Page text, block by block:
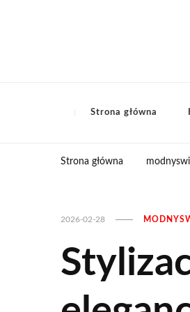
Strona główna
Strona główna
2026-02-28